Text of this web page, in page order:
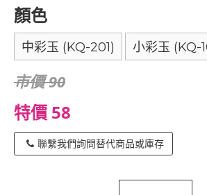
顏色
中彩玉 (KQ-201) 小彩玉 (KQ-
市價 90
特價 58
聯繫我們詢問替代商品或庫存